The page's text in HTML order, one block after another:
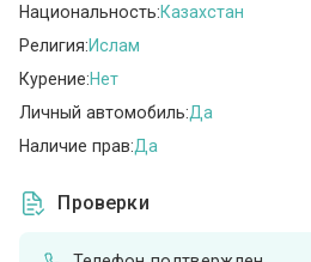
Национальность:Казахстан
Религия:Ислам
Курение:Нет
Личный автомобиль:Да
Наличие прав:Да
Проверки